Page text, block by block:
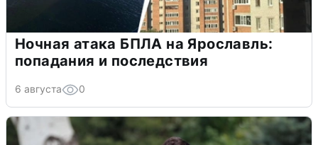
Ночная атака БПЛА на Ярославль:
попадания и последствия
6 августа 0